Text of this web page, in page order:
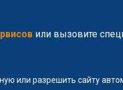
или вызовите
или разрешить сайту